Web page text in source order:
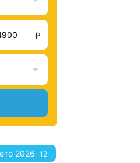
₽
2026 12